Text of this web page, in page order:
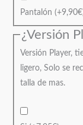
Pantalón(+9,90€
¿Versión
Versión Player,
ligero, Solo se
talla de mas.